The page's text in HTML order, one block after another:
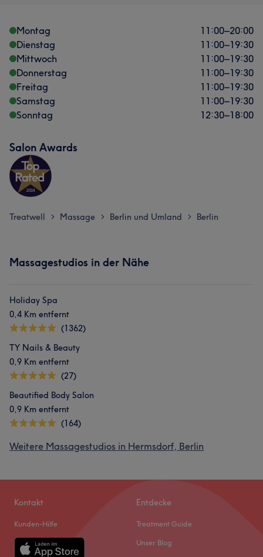
Montag 11:00–20:00
Dienstag
11:00–19:30
Mittwoch
11:00–19:30
Donnerstag
11:00–19:30
Freitag
11:00–19:30
Samstag
11:00–19:30
Sonntag
12:30–18:00
Salon Awards
Treatwell > Massage > Berlin und Umland > Berlin
Massagestudios in der Nähe
Holiday Spa
0,4 Km entfernt
(1362)
TY Nails & Beauty
0,9 Km entfernt
(27)
Beautified Body Salon
0,9 Km entfernt
(164)
Weitere Massagestudios in Hermsdorf, Berlin
Kontakt
Kunden-Hilfe
Entdecke
Treatment Guide
Unser Blog